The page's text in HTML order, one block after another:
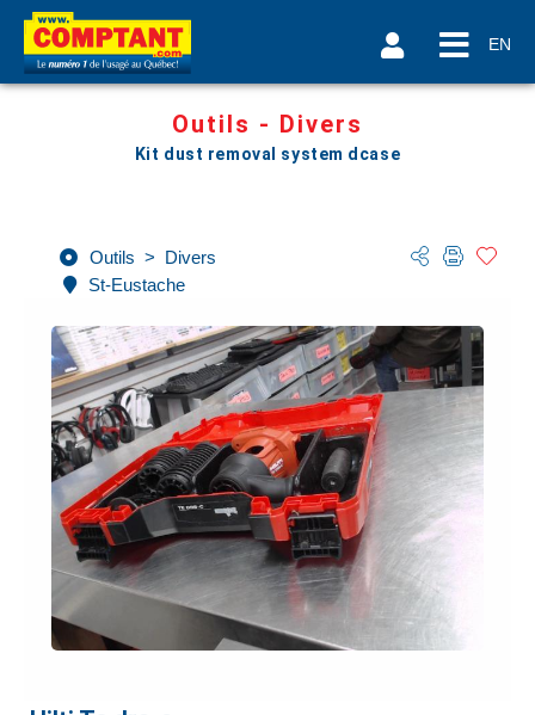
EN
Outils - Divers
Kit dust removal system dcase
Outils > Divers
St-Eustache